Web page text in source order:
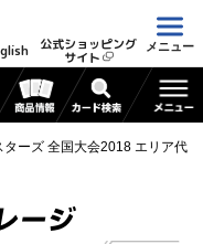
公式ショッピング
サイト
メニュー
ターズ 全国大会2018 エリア代
ージ